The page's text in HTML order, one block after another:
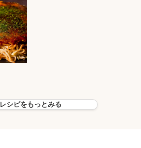
レシピをもっとみる